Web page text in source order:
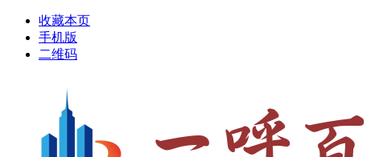
收藏本页
手机版
二维码